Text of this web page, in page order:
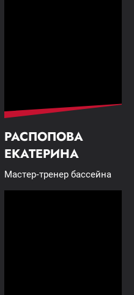
РАСПОПОВА
ЕКАТЕРИНА
Мастер-тренер бассейна